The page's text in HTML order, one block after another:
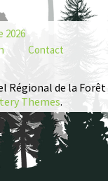
2026
Contact
Régional de la Forêt
Themes.